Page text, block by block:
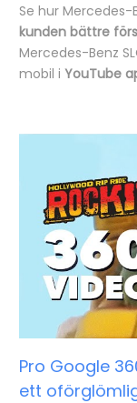
Se hur
kunden bättre
Mercedes-Benz
mobil iYouTube
Pro Google
ett